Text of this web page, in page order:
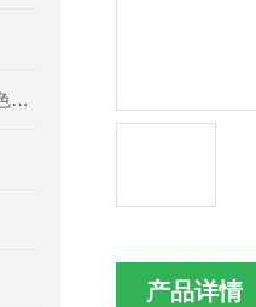
ProPac/MabPac 蛋白/ 抗体分析色谱柱
产品详情